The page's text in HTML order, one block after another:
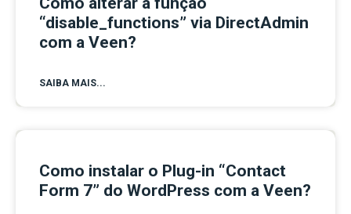
“disable_functions” via DirectAdmin
com a Veen?
SAIBA MAIS...
Como instalar o Plug-in “Contact
Form 7” do WordPress com a Veen?